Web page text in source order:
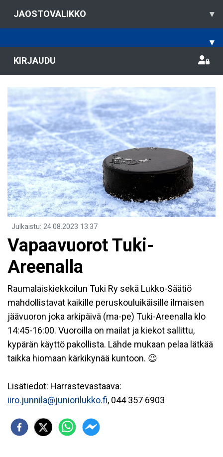
JAOSTOVALIKKO ▾
▾
KIRJAUDU
Julkaistu: 24.08.2023 13.37
Vapaavuorot Tuki-
Areenalla
Raumalaiskiekkoilun Tuki Ry sekä Lukko-Säätiö
mahdollistavat kaikille peruskouluikäisille ilmaisen
jäävuoron joka arkipäivä (ma-pe) Tuki-Areenalla klo
14:45-16:00. Vuoroilla on mailat ja kiekot sallittu,
kypärän käyttö pakollista. Lähde mukaan pelaa lätkää
taikka hiomaan kärkikynää kuntoon. 😉
Lisätiedot: Harrastevastaava:
iiro.junnila@juniorilukko.fi, 044 357 6903